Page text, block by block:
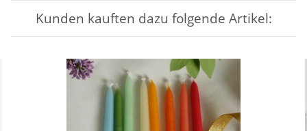
Kunden kauften dazu folgende Artikel: